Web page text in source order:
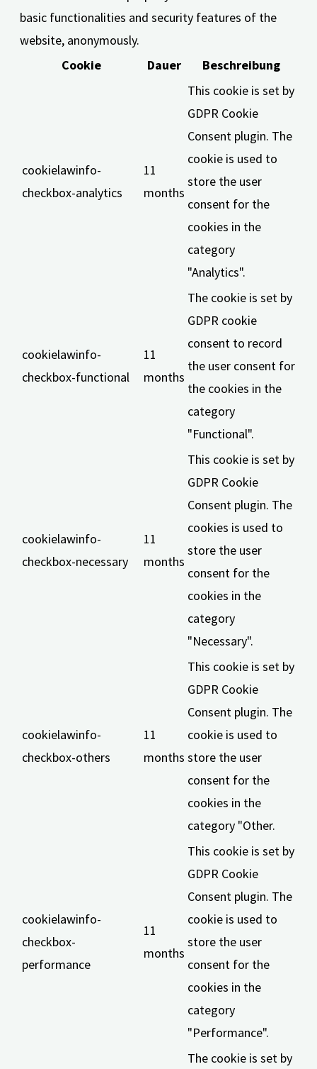
basic functionalities and security features of the
website, anonymously.
Cookie
Dauer Beschreibung
cookielawinfo-
checkbox-analytics
11
months
This cookie is set by
GDPR Cookie
Consent plugin. The
cookie is used to
store the user
consent for the
cookies in the
category
"Analytics".
cookielawinfo-
checkbox-functional
11
months
The cookie is set by
GDPR cookie
consent to record
the user consent for
the cookies in the
category
"Functional".
cookielawinfo-
checkbox-necessary
11
months
This cookie is set by
GDPR Cookie
Consent plugin. The
cookies is used to
store the user
consent for the
cookies in the
category
"Necessary".
cookielawinfo-
checkbox-others
11
months
This cookie is set by
GDPR Cookie
Consent plugin. The
cookie is used to
store the user
consent for the
cookies in the
category "Other.
cookielawinfo-
checkbox-
performance
11
months
This cookie is set by
GDPR Cookie
Consent plugin. The
cookie is used to
store the user
consent for the
cookies in the
category
"Performance".
The cookie is set by